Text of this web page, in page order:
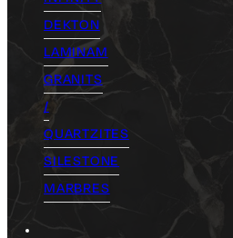
DEKTON
LAMINAM
GRANITS
/
QUARTZITES
SILESTONE
MARBRES